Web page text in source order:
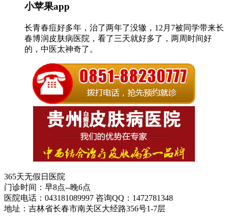
小苹果app
长青春痘好多年，治了两年了没辙，12月7被同学带来长
春博润皮肤病医院，看了三天就好多了，两周时间好
的，中医太神奇了。
365天无假日医院
门诊时间：早8点--晚6点
医院电话：043181089997 咨询QQ：1472781348
地址：吉林省长春市南关区大经路356号1-7层